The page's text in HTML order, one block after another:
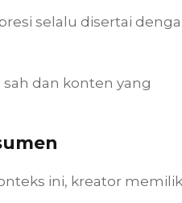
selalu disertai
dan konten yang
ini, kreator